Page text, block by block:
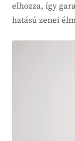
elhozza, így
hatású zenei